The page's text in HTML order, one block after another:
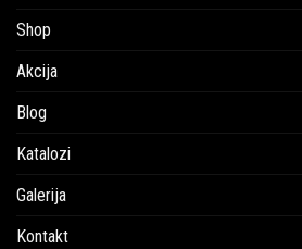
Shop
Akcija
Blog
Katalozi
Galerija
Kontakt